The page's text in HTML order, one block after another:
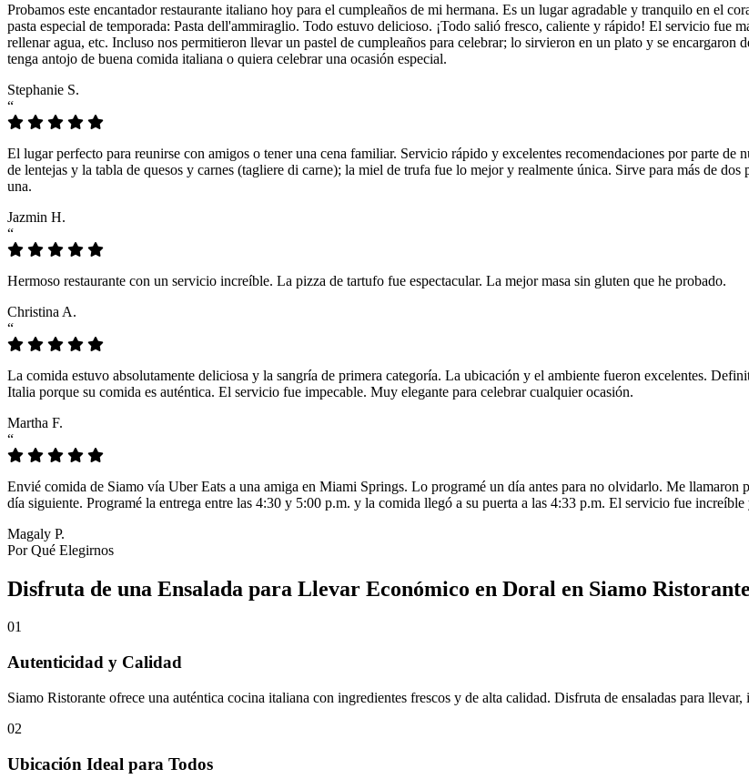
Probamos este encantador restaurante italiano hoy para el cumpleaños de mi hermana. Es un lugar agradable y tranquilo en el
pasta especial de temporada: Pasta dell'ammiraglio. Todo estuvo delicioso. ¡Todo salió fresco, caliente y rápido! El servicio fue
rellenar agua, etc. Incluso nos permitieron llevar un pastel de cumpleaños para celebrar; lo sirvieron en un plato y se encargaron
tenga antojo de buena comida italiana o quiera celebrar una ocasión especial.
Stephanie S.
“
El lugar perfecto para reunirse con amigos o tener una cena familiar. Servicio rápido y excelentes recomendaciones por parte de
de lentejas y la tabla de quesos y carnes (tagliere di carne); la miel de trufa fue lo mejor y realmente única. Sirve para más de
una.
Jazmin H.
“
Hermoso restaurante con un servicio increíble. La pizza de tartufo fue espectacular. La mejor masa sin gluten que he probado.
Christina A.
“
La comida estuvo absolutamente deliciosa y la sangría de primera categoría. La ubicación y el ambiente fueron excelentes.
Italia porque su comida es auténtica. El servicio fue impecable. Muy elegante para celebrar cualquier ocasión.
Martha F.
“
Envié comida de Siamo vía Uber Eats a una amiga en Miami Springs. Lo programé un día antes para no olvidarlo. Me llamaron
día siguiente. Programé la entrega entre las 4:30 y 5:00 p.m. y la comida llegó a su puerta a las 4:33 p.m. El servicio fue
Magaly P.
Por Qué Elegirnos
Disfruta de una Ensalada para Llevar Económico en Doral en Siamo Ristorante
01
Autenticidad y Calidad
Siamo Ristorante ofrece una auténtica cocina italiana con ingredientes frescos y de alta calidad. Disfruta de ensaladas para
02
Ubicación Ideal para Todos